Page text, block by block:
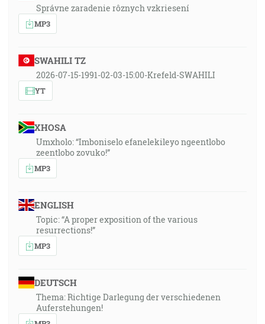
Správne zaradenie rôznych vzkriesení
MP3
SWAHILI TZ
2026-07-15-1991-02-03-15:00-Krefeld-SWAHILI
YT
XHOSA
Umxholo: “Imboniselo efanelekileyo ngeentlobo
zeentlobo zovuko!”
MP3
ENGLISH
Topic: “A proper exposition of the various
resurrections!”
MP3
DEUTSCH
Thema: Richtige Darlegung der verschiedenen
Auferstehungen!